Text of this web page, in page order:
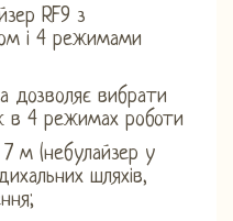
RF9 з
і 4 режимами
дозволяє вибрати
в 4 режимах роботи
м (небулайзер у
шляхів,